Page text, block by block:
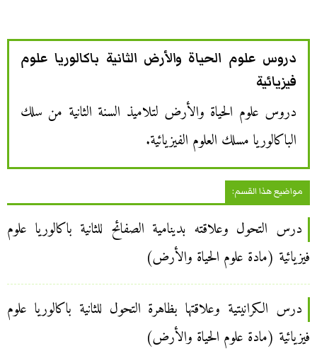
دروس علوم الحياة والأرض الثانية باكالوريا علوم
فيزيائية
دروس علوم الحياة والأرض لتلاميذ السنة الثانية من سلك
الباكالوريا مسلك العلوم الفيزيائية.
مواضيع هذا القسم:
درس التحول وعلاقته بدينامية الصفائح للثانية باكالوريا علوم
فيزيائية (مادة علوم الحياة والأرض)
درس الكرانيتية وعلاقتها بظاهرة التحول للثانية باكالوريا علوم
فيزيائية (مادة علوم الحياة والأرض)